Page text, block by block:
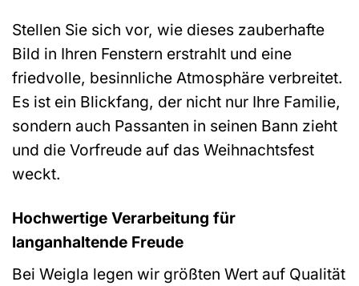
Stellen Sie sich vor, wie dieses zauberhafte
Bild in Ihren Fenstern erstrahlt und eine
friedvolle, besinnliche Atmosphäre verbreitet.
Es ist ein Blickfang, der nicht nur Ihre Familie,
sondern auch Passanten in seinen Bann zieht
und die Vorfreude auf das Weihnachtsfest
weckt.
Hochwertige Verarbeitung für
langanhaltende Freude
Bei Weigla legen wir größten Wert auf Qualität